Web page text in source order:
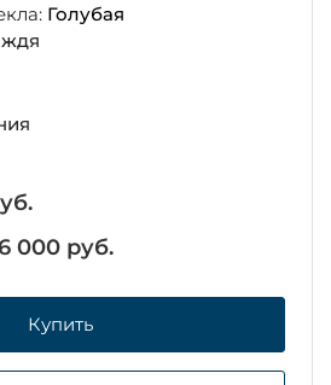
Голубая
000 руб.
Купить